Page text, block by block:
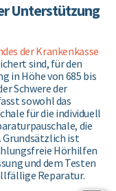
Unterstützung
der Krankenkasse
sind, für den
in Höhe von 685 bis
Schwere der
sowohl das
für die individuell
die
Grundsätzlich ist
Hörhilfen
und dem Testen
Reparatur.